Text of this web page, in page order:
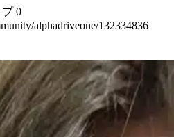
プ 0
alphadriveone/132334836